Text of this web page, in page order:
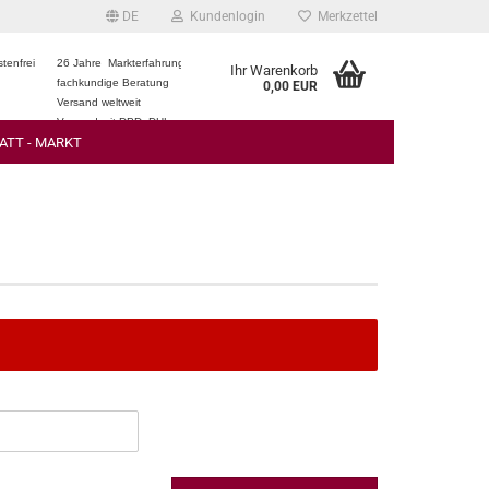
DE Kundenlogin Merkzettel
26 Jahre Markterfahrung
fachkundige Beratung
Versand weltweit
Versand mit DPD, DHL
Ihr Warenkorb
0,00 EUR
- MARKT